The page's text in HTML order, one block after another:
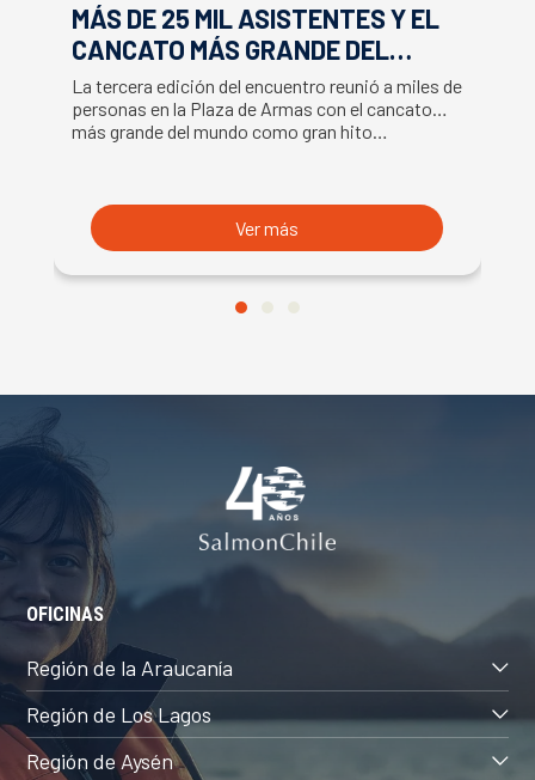
MÁS DE 25 MIL ASISTENTES Y EL
CANCATO MÁS GRANDE DEL
MUNDO MARCAN EXITOSO CIERRE
DE LA SEMANA DEL SALMÓN
La tercera edición del encuentro reunió a miles de
personas en la Plaza de Armas con el cancato
más grande del mundo como gran hito…
Ver más
OFICINAS
Región de la Araucanía
Región de Los Lagos
Región de Aysén